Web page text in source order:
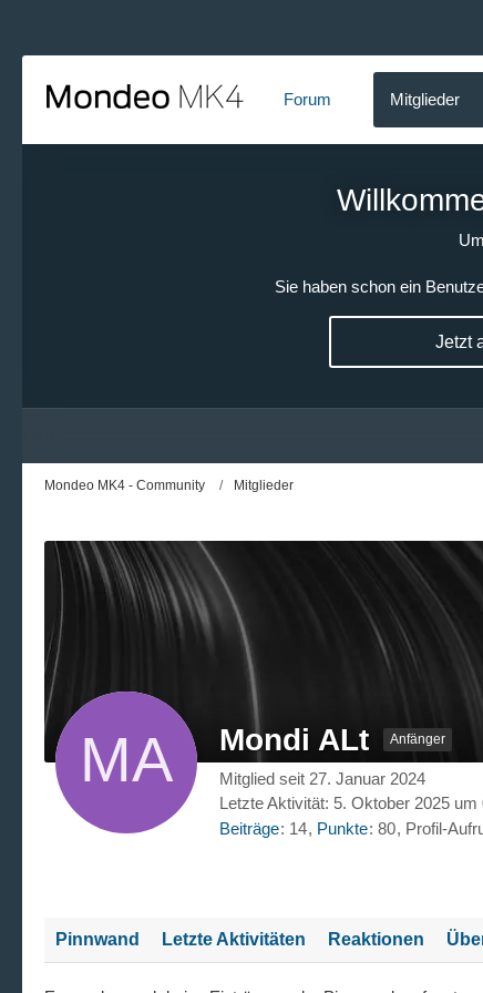
Forum Mitglieder
Sie haben schon ein
Jetzt
Mondeo MK4 - Community Mitglieder
Mondi ALt Anfänger
Mitglied seit 27. Januar 2024
Letzte Aktivität: 5. Oktober 2025 um
Beiträge 14 Punkte 80 Profil-
Pinnwand Letzte Aktivitäten Reaktionen